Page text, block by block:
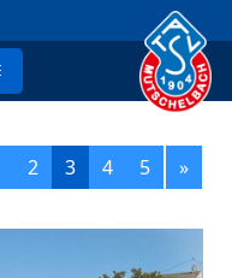
2 3 4 5 »